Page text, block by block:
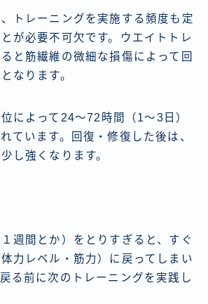
トレーニングを実施する頻度も定
が必要不可欠です。ウエイトトレ
と筋繊維の微細な損傷によって回
なります。
によって24〜72時間（1〜3日）
ています。回復・修復した後は、
し強くなります。
週間とか）をとりすぎると、すぐ
力レベル・筋力）に戻ってしまい
る前に次のトレーニングを実践し